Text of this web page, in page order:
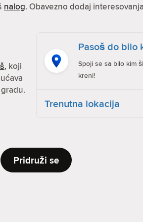
nalog. Obavezno dodaj
, koji
Pasoš do bilo
Spoji se sa bilo kim
kreni!
Trenutna lokacija
Pridruži se